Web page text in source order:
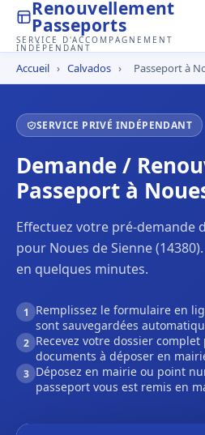
Renouvellement
Passeports
SERVICE D'ACCOMPAGNEMENT
INDÉPENDANT
Accueil › Calvados › Passeport à
SERVICE PRIVÉ INDÉPENDANT
Demande /
Passeport à
Effectuez votre pré-demande
pour Noues de Sienne
en quelques minutes.
1
Remplissez le formulaire en
sont sauvegardées
2 Recevez votre dossier
documents à déposer en
3 Déposez en mairie ou point
passeport vous est remis en